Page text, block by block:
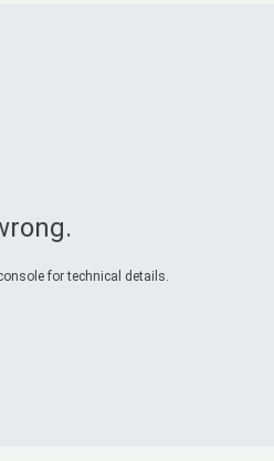
for technical details.